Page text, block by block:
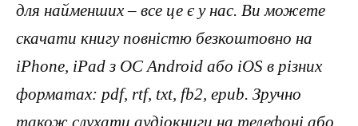
для найменших – все це є у нас. Ви можете
скачати книгу повністю безкоштовно на
iPhone, iPad з ОС Android або iOS в різних
форматах: pdf, rtf, txt, fb2, epub. Зручно